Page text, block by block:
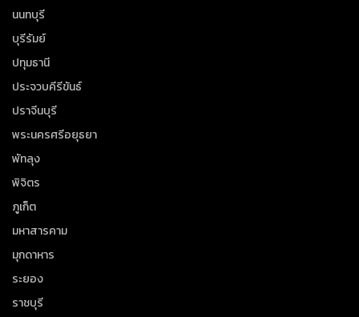
นนทบุรี
บุรีรัมย์
ปทุมธานี
ประจวบคีรีขันธ์
ปราจีนบุรี
พระนครศรีอยุธยา
พัทลุง
พิจิตร
ภูเก็ต
มหาสารคาม
มุกดาหาร
ระยอง
ราชบุรี